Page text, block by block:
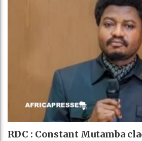
RDC : Constant Mutamba